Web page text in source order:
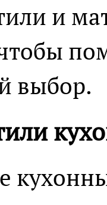
и
выбор.